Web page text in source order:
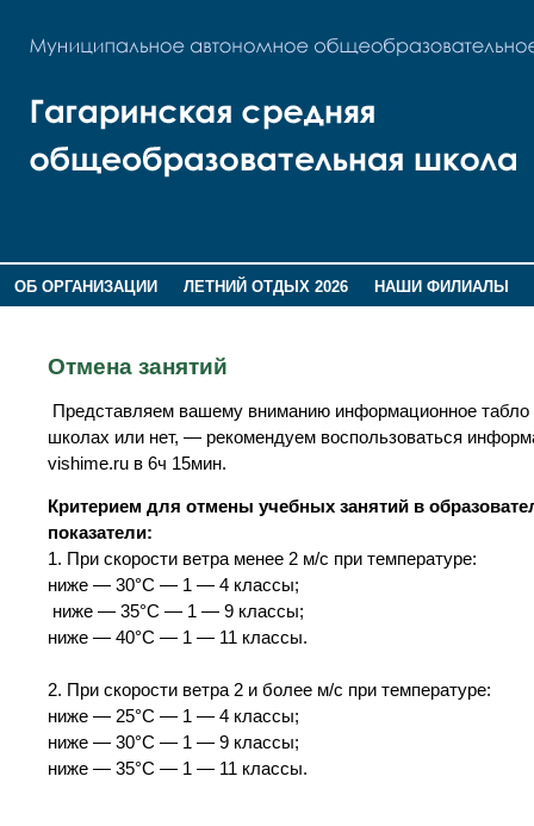
ОБ ОРГАНИЗАЦИИ ЛЕТНИЙ ОТДЫХ 2026
НАШИ ФИЛИАЛЫ
Отмена занятий
Представляем вашему вниманию информационное
школах или нет, — рекомендуем воспользоваться
vishime.ru в 6ч 15мин.
Критерием для отмены учебных занятий в
показатели:
1. При скорости ветра менее 2 м/с при температуре:
ниже — 30°С — 1 — 4 классы;
ниже — 35°С — 1 — 9 классы;
ниже — 40°С — 1 — 11 классы.
2. При скорости ветра 2 и более м/с при температуре:
ниже — 25°С — 1 — 4 классы;
ниже — 30°С — 1 — 9 классы;
ниже — 35°С — 1 — 11 классы.